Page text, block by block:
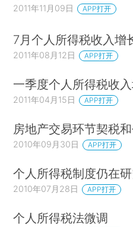
2011年11月09日 APP打开
7月个人所得税收入增
2011年08月12日 APP打开
一季度个人所得税收
2011年04月15日 APP打开
房地产交易环节契税
2010年09月30日 APP打开
个人所得税制度仍在
2010年07月28日 APP打开
个人所得税法微调